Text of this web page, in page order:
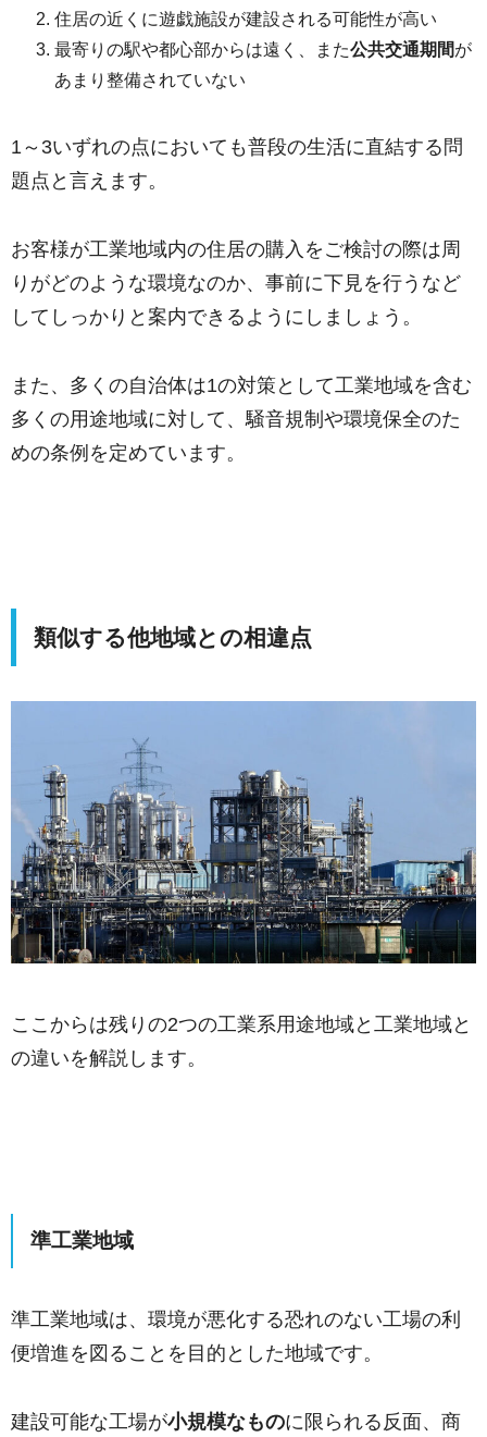
住居の近くに遊戯施設が建設される可能性が高い
最寄りの駅や都心部からは遠く、また公共交通期間が
あまり整備されていない
1～3いずれの点においても普段の生活に直結する問
題点と言えます。
お客様が工業地域内の住居の購入をご検討の際は周
りがどのような環境なのか、事前に下見を行うなど
してしっかりと案内できるようにしましょう。
また、多くの自治体は1の対策として工業地域を含む
多くの用途地域に対して、騒音規制や環境保全のた
めの条例を定めています。
類似する他地域との相違点
ここからは残りの2つの工業系用途地域と工業地域と
の違いを解説します。
準工業地域
準工業地域は、環境が悪化する恐れのない工場の利
便増進を図ることを目的とした地域です。
建設可能な工場が小規模なものに限られる反面、商